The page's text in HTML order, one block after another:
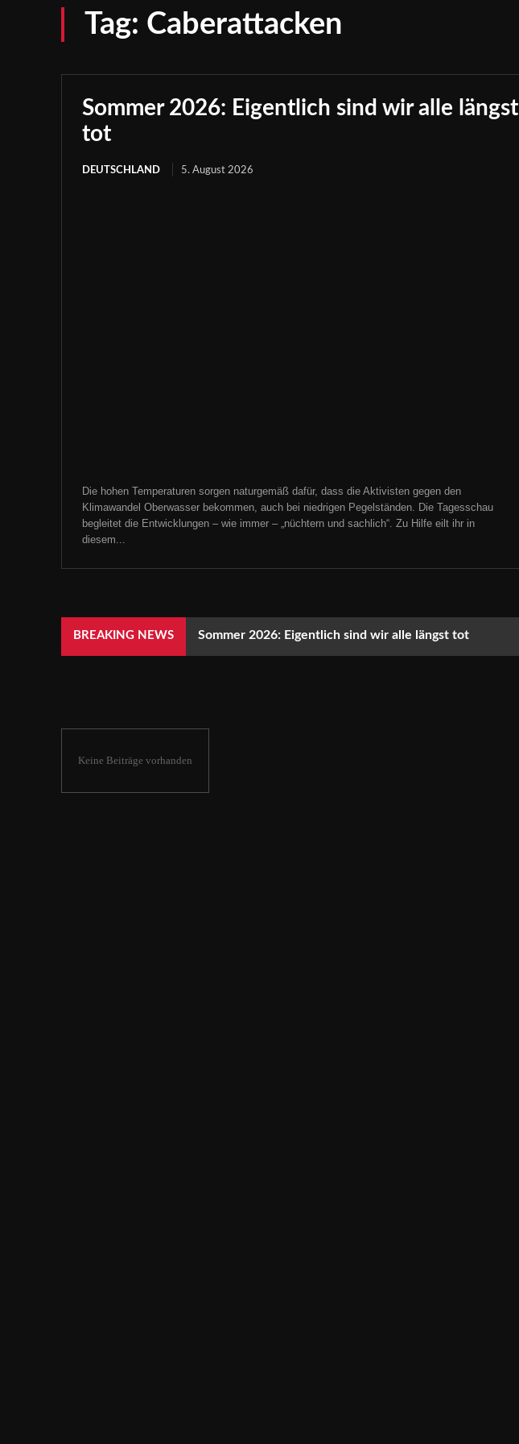
Tag: Caberattacken
Sommer 2026: Eigentlich sind wir alle längst
tot
DEUTSCHLAND 5. August 2026
Die hohen Temperaturen sorgen naturgemäß dafür, dass die Aktivisten gegen den
Klimawandel Oberwasser bekommen, auch bei niedrigen Pegelständen. Die Tagesschau
begleitet die Entwicklungen – wie immer – „nüchtern und sachlich“. Zu Hilfe eilt ihr in
diesem...
BREAKING NEWS Sommer 2026: Eigentlich sind wir alle längst tot
Keine Beiträge vorhanden